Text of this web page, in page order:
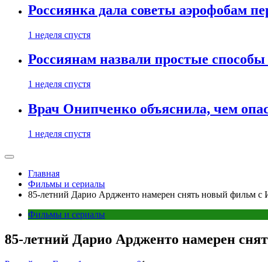
Россиянка дала советы аэрофобам
1 неделя спустя
Россиянам назвали простые
1 неделя спустя
Врач Онипченко объяснила, чем
1 неделя спустя
Главная
Фильмы и сериалы
85-летний Дарио Ардженто намерен снять новый фильм с
Фильмы и сериалы
85-летний Дарио Ардженто намерен